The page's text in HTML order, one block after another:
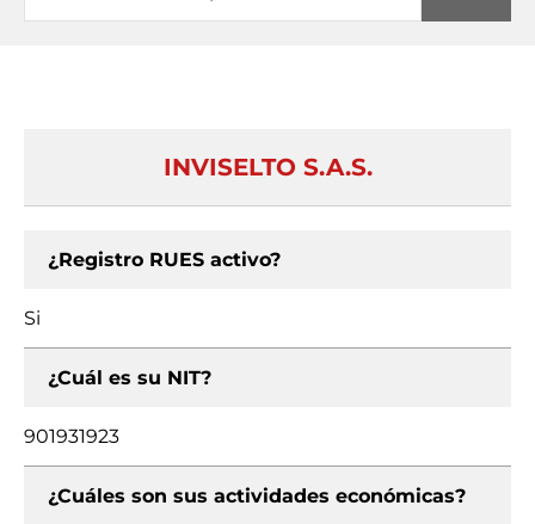
INVISELTO S.A.S.
¿Registro RUES activo?
Si
¿Cuál es su NIT?
901931923
¿Cuáles son sus actividades económicas?